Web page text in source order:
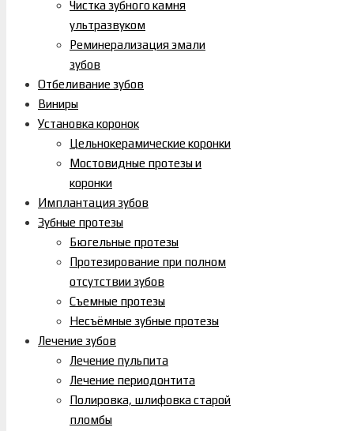
Чистка зубного камня
ультразвуком
Реминерализация эмали
зубов
Отбеливание зубов
Виниры
Установка коронок
Цельнокерамические коронки
Мостовидные протезы и
коронки
Имплантация зубов
Зубные протезы
Бюгельные протезы
Протезирование при полном
отсутствии зубов
Съемные протезы
Несъёмные зубные протезы
Лечение зубов
Лечение пульпита
Лечение периодонтита
Полировка, шлифовка старой
пломбы